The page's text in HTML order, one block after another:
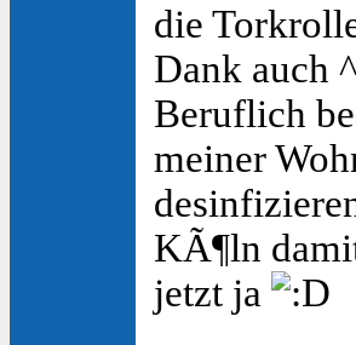
die
Dank auch
Beruflich
meiner
KÃ¶ln
jetzt ja